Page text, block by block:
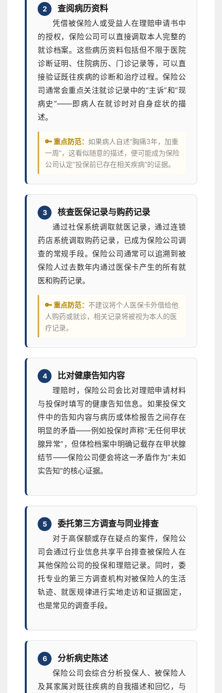
2 查阅病历资料
凭借被保险人或受益人在理赔申请书中
的授权，保险公司可以直接调取本人完整的
就诊档案。这些病历资料包括但不限于医院
诊断证明、住院病历、门诊记录等，可以直
接验证既往疾病的诊断和治疗过程。保险公
司通常会重点关注就诊记录中的“主诉”和“现
病史”——即病人在就诊时对自身症状的描
述。
🔑 重点防范： 如果病人自述“胸痛3年，加重
一周”，这看似随意的描述，便可能成为保险
公司认定“投保前已存在相关疾病”的证据。
3 核查医保记录与购药记录
通过社保系统调取就医记录，通过连锁
药店系统调取购药记录，已成为保险公司调
查的常规手段。保险公司通常可以追溯到被
保险人过去数年内通过医保卡产生的所有就
医和购药记录。
🔑 重点防范： 不建议将个人医保卡外借给他
人购药或就诊，相关记录将被视为本人的医
疗记录。
4 比对健康告知内容
理赔时，保险公司会比对理赔申请材料
与投保时填写的健康告知信息。如果投保文
件中的告知内容与病历或体检报告之间存在
明显的矛盾——例如投保时声称“无任何甲状
腺异常”，但体检档案中明确记载存在甲状腺
结节——保险公司便会将这一矛盾作为“未如
实告知”的核心证据。
5 委托第三方调查与同业排查
对于高保额或存在疑点的案件，保险公
司会通过行业信息共享平台排查被保险人在
其他保险公司的投保和理赔记录。同时，委
托专业的第三方调查机构对被保险人的生活
轨迹、就医规律进行实地走访和证据固定，
也是常见的调查手段。
6 分析病史陈述
保险公司会综合分析投保人、被保险人
及其家属对既往疾病的自我描述和回忆，与